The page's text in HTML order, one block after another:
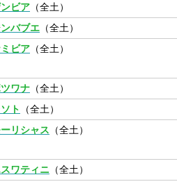
ビア （全土）
バブエ （全土）
ビア （全土）
ワナ （全土）
ト
（全土）
リシャス （全土）
ワティニ （全土）